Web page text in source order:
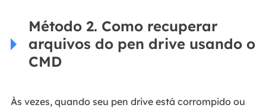
Método 2. Como recuperar
arquivos do pen drive usando o
CMD
Às vezes, quando seu pen drive está corrompido ou